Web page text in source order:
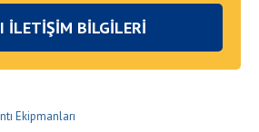
İLETİŞİM BİLGİLERİ
Ekipmanları